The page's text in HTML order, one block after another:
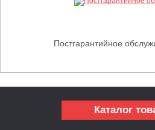
Постгарантийное
Каталог